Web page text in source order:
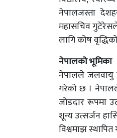
नेपालजस्ता
महासचिव
लागि कोष
नेपालको भूमिका
नेपालले जलवायु
गरेको छ । नेपालले
जोडदार रूपमा
शून्य उत्सर्जन
विश्वमाझ